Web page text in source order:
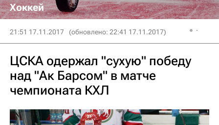
Хоккей
21:51 17.11.2017 (обновлено: 22:41 17.11.2017)
ЦСКА одержал "сухую" победу
над "Ак Барсом" в матче
чемпионата КХЛ